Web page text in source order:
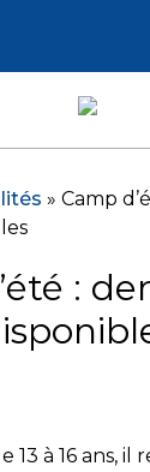
» Camp
:
13 à 16 ans, il